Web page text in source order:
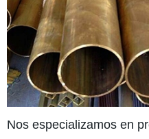
Nos especializamos en